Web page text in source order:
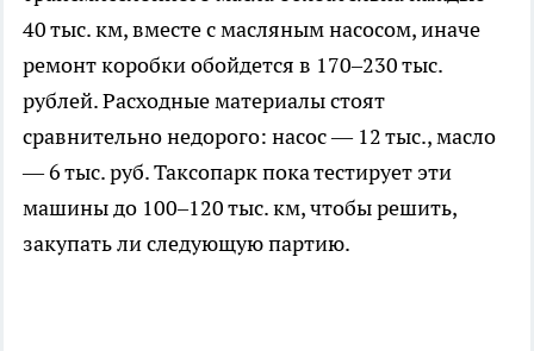
40 тыс. км, вместе с масляным насосом, иначе
ремонт коробки обойдется в 170–230 тыс.
рублей. Расходные материалы стоят
сравнительно недорого: насос — 12 тыс., масло
— 6 тыс. руб. Таксопарк пока тестирует эти
машины до 100–120 тыс. км, чтобы решить,
закупать ли следующую партию.